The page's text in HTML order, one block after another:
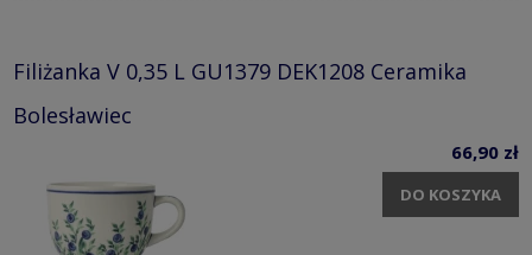
Filiżanka V 0,35 L GU1379 DEK1208 Ceramika
Bolesławiec
66,90 zł
DO KOSZYKA